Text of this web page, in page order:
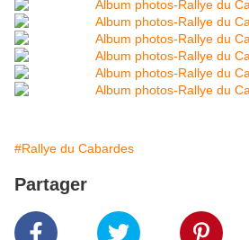
#Rallye du Cabardes
Partager